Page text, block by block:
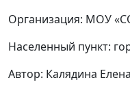
Организация: МОУ
Населенный пункт:
Автор: Калядина